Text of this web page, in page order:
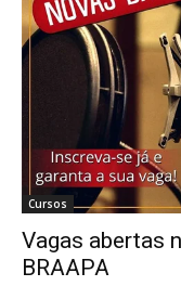
Cursos
Vagas abertas
BRAAPA